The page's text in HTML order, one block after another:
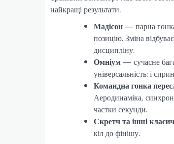
найкращі результати.
Мадісон — парна
позицію. Зміна
дисципліну.
Омніум — сучасне
універсальність: і
Командна гонка
Аеродинаміка,
частки секунди.
Скретч та інші
кіл до фінішу.